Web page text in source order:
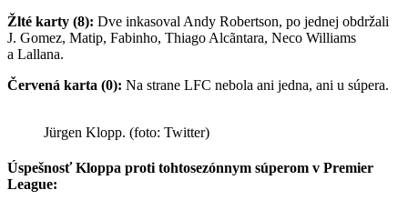
Žlté karty (8): Dve inkasoval Andy Robertson, po jednej obdržali
J. Gomez, Matip, Fabinho, Thiago Alcãntara, Neco Williams
a Lallana.
Červená karta (0): Na strane LFC nebola ani jedna, ani u súpera.
Jürgen Klopp. (foto: Twitter)
Úspešnosť Kloppa proti tohtosezónnym súperom v Premier
League: